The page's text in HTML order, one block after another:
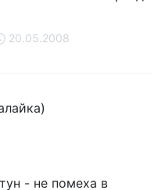
20.05.2008
- не помеха в